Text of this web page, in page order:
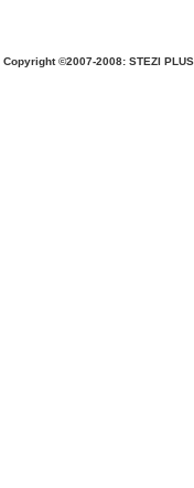
Copyright ©2007-2008: STEZI PLUS